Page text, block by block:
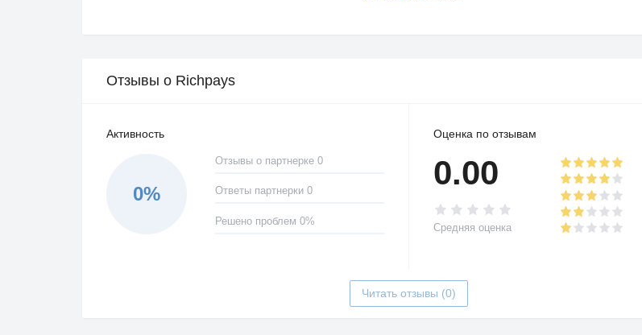
При нажатии на оффер вам откроется полная информация , правила и требования, что значительно
упрощает взаимодействие с ними.
Отзывы о Richpays
Активность
0%
Отзывы о партнерке 0
Ответы партнерки 0
Решено проблем 0%
Оценка по отзывам
0.00
Средняя оценка
Читать отзывы (0)